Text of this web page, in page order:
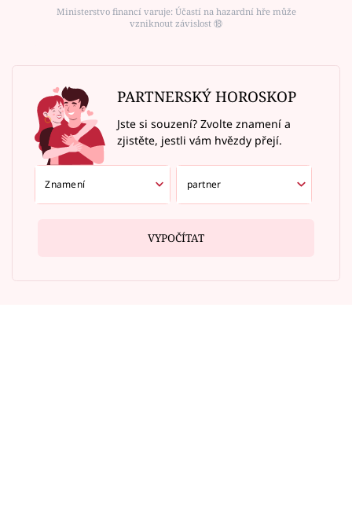
Ministerstvo financí varuje: Účastí na hazardní hře může
vzniknout závislost ⑱
PARTNERSKÝ HOROSKOP
Jste si souzení? Zvolte znamení a
zjistěte, jestli vám hvězdy přejí.
VYPOČÍTAT